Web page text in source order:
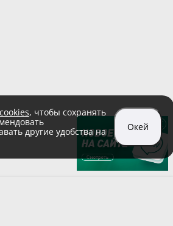
cookies, чтобы сохранять
другие удобства на
Окей